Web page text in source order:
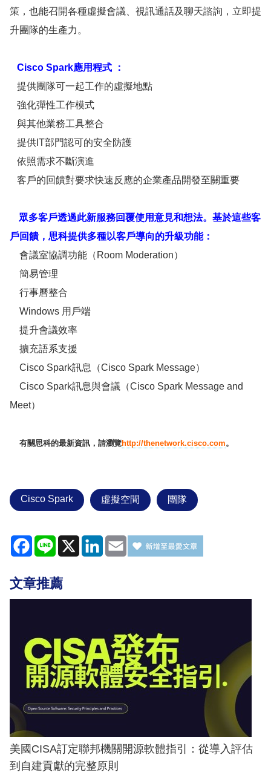
策，也能召開各種虛擬會議、視訊通話及聊天諮詢，立即提
升團隊的生產力。
Cisco Spark應用程式 ：
提供團隊可一起工作的虛擬地點
強化彈性工作模式
與其他業務工具整合
提供IT部門認可的安全防護
依照需求不斷演進
客戶的回饋對要求快速反應的企業產品開發至關重要
眾多客戶透過此新服務回覆使用意見和想法。基於這些客
戶回饋，思科提供多種以客戶導向的升級功能：
會議室協調功能（Room Moderation）
簡易管理
行事曆整合
Windows 用戶端
提升會議效率
擴充語系支援
Cisco Spark訊息（Cisco Spark Message）
Cisco Spark訊息與會議（Cisco Spark Message and
Meet）
有關思科的最新資訊，請瀏覽http://thenetwork.cisco.com。
Cisco Spark 虛擬空間 團隊
Facebook
Line X LinkedIn
Email
文章推薦
美國CISA訂定聯邦機關開源軟體指引：從導入評估
到自建貢獻的完整原則